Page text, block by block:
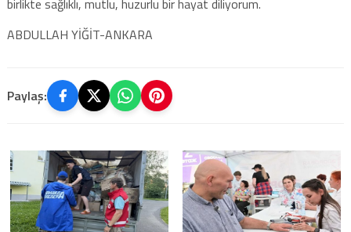
birlikte sağlıklı, mutlu, huzurlu bir hayat diliyorum.
ABDULLAH YİĞİT-ANKARA
Paylaş: